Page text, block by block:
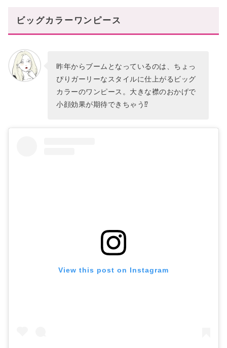
ビッグカラーワンピース
昨年からブームとなっているのは、ちょっ
ぴりガーリーなスタイルに仕上がるビッグ
カラーのワンピース。大きな襟のおかげで
小顔効果が期待できちゃう⁉
View this post on Instagram